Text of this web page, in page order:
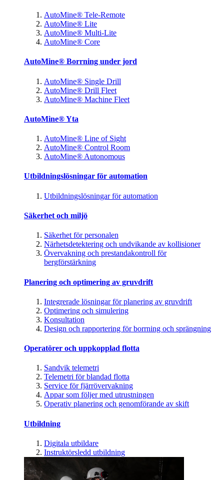
AutoMine® Tele-Remote
AutoMine® Lite
AutoMine® Multi-Lite
AutoMine® Core
AutoMine® Borrning under jord
AutoMine® Single Drill
AutoMine® Drill Fleet
AutoMine® Machine Fleet
AutoMine® Yta
AutoMine® Line of Sight
AutoMine® Control Room
AutoMine® Autonomous
Utbildningslösningar för automation
Utbildningslösningar för automation
Säkerhet och miljö
Säkerhet för personalen
Närhetsdetektering och undvikande av kollisioner
Övervakning och prestandakontroll för
bergförstärkning
Planering och optimering av gruvdrift
Integrerade lösningar för planering av gruvdrift
Optimering och simulering
Konsultation
Design och rapportering för borrning och sprängning
Operatörer och uppkopplad flotta
Sandvik telemetri
Telemetri för blandad flotta
Service för fjärrövervakning
Appar som följer med utrustningen
Operativ planering och genomförande av skift
Utbildning
Digitala utbildare
Instruktörsledd utbildning